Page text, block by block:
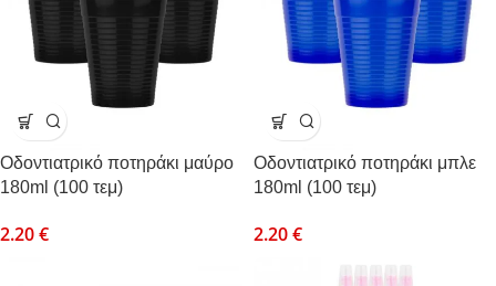
Οδοντιατρικό ποτηράκι μαύρο
180ml (100 τεμ)
2.20€
Οδοντιατρικό ποτηράκι μπλε
180ml (100 τεμ)
2.20€